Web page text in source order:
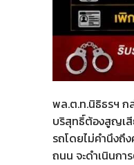
พล.ต.ท.นิธิธรฯ ก
บริสุทธิ์ต้องสูญเสี
รถโดยไม่คำนึงถึ
ถนน จะดำเนินกา